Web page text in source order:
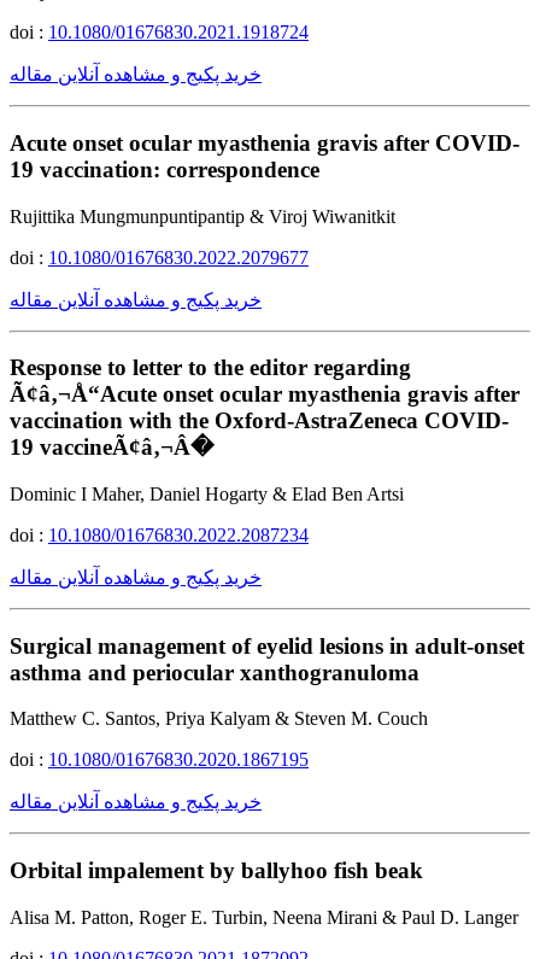
doi : 10.1080/01676830.2021.1918724
خرید پکیج و مشاهده آنلاین مقاله
Acute onset ocular myasthenia gravis after COVID-
19 vaccination: correspondence
Rujittika Mungmunpuntipantip & Viroj Wiwanitkit
doi : 10.1080/01676830.2022.2079677
خرید پکیج و مشاهده آنلاین مقاله
Response to letter to the editor regarding
Ã¢â‚¬Å“Acute onset ocular myasthenia gravis after
vaccination with the Oxford-AstraZeneca COVID-
19 vaccineÃ¢â‚¬Â�
Dominic I Maher, Daniel Hogarty & Elad Ben Artsi
doi : 10.1080/01676830.2022.2087234
خرید پکیج و مشاهده آنلاین مقاله
Surgical management of eyelid lesions in adult-onset
asthma and periocular xanthogranuloma
Matthew C. Santos, Priya Kalyam & Steven M. Couch
doi : 10.1080/01676830.2020.1867195
خرید پکیج و مشاهده آنلاین مقاله
Orbital impalement by ballyhoo fish beak
Alisa M. Patton, Roger E. Turbin, Neena Mirani & Paul D. Langer